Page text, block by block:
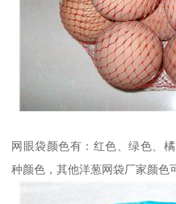
网眼袋颜色有：红色、绿色、
种颜色，其他洋葱网袋厂家颜色